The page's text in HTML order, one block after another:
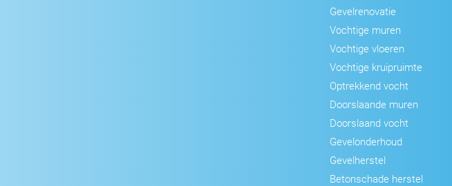
Gevelrenovatie
Vochtige muren
Vochtige vloeren
Vochtige kruipruimte
Optrekkend vocht
Doorslaande muren
Doorslaand vocht
Gevelonderhoud
Gevelherstel
Betonschade herstel